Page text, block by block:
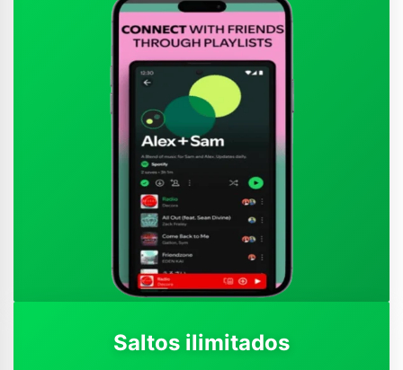
Saltos ilimitados